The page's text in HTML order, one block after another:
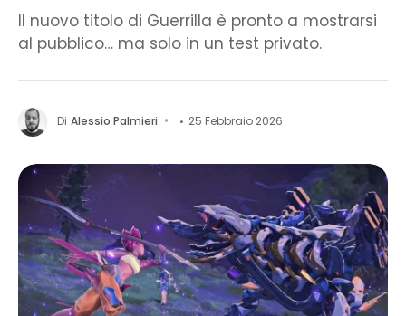
Il nuovo titolo di Guerrilla è pronto a mostrarsi
al pubblico… ma solo in un test privato.
Di Alessio Palmieri 25 Febbraio 2026